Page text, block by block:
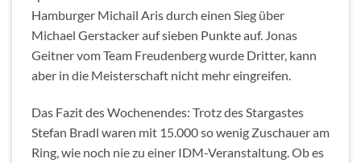
Hamburger Michail Aris durch einen Sieg über
Michael Gerstacker auf sieben Punkte auf. Jonas
Geitner vom Team Freudenberg wurde Dritter, kann
aber in die Meisterschaft nicht mehr eingreifen.
Das Fazit des Wochenendes: Trotz des Stargastes
Stefan Bradl waren mit 15.000 so wenig Zuschauer am
Ring, wie noch nie zu einer IDM-Veranstaltung. Ob es